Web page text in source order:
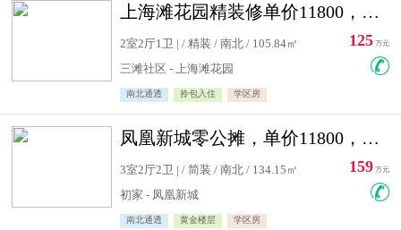
上海滩花园精装修单价11800，价格最低的两居室，无敌视野
2室2厅1卫 | / 精装 / 南北 / 105.84㎡
三滩社区 - 上海滩花园
南北通透 拎包入住 学区房
125 万元
凤凰新城零公摊，单价11800，白银楼层，一个车库另算
3室2厅2卫 | / 简装 / 南北 / 134.15㎡
初家 - 凤凰新城
南北通透 黄金楼层 学区房
159 万元